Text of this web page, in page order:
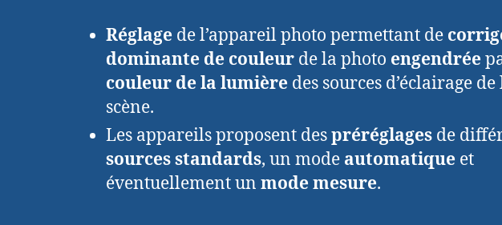
Réglage de l’appareil photo permettant de
dominante de couleur de la photo engendrée
couleur de la lumière des sources d’éclairage de
scène.
Les appareils proposent despréréglages de
sources standards, un mode automatique et
éventuellement un mode mesure.